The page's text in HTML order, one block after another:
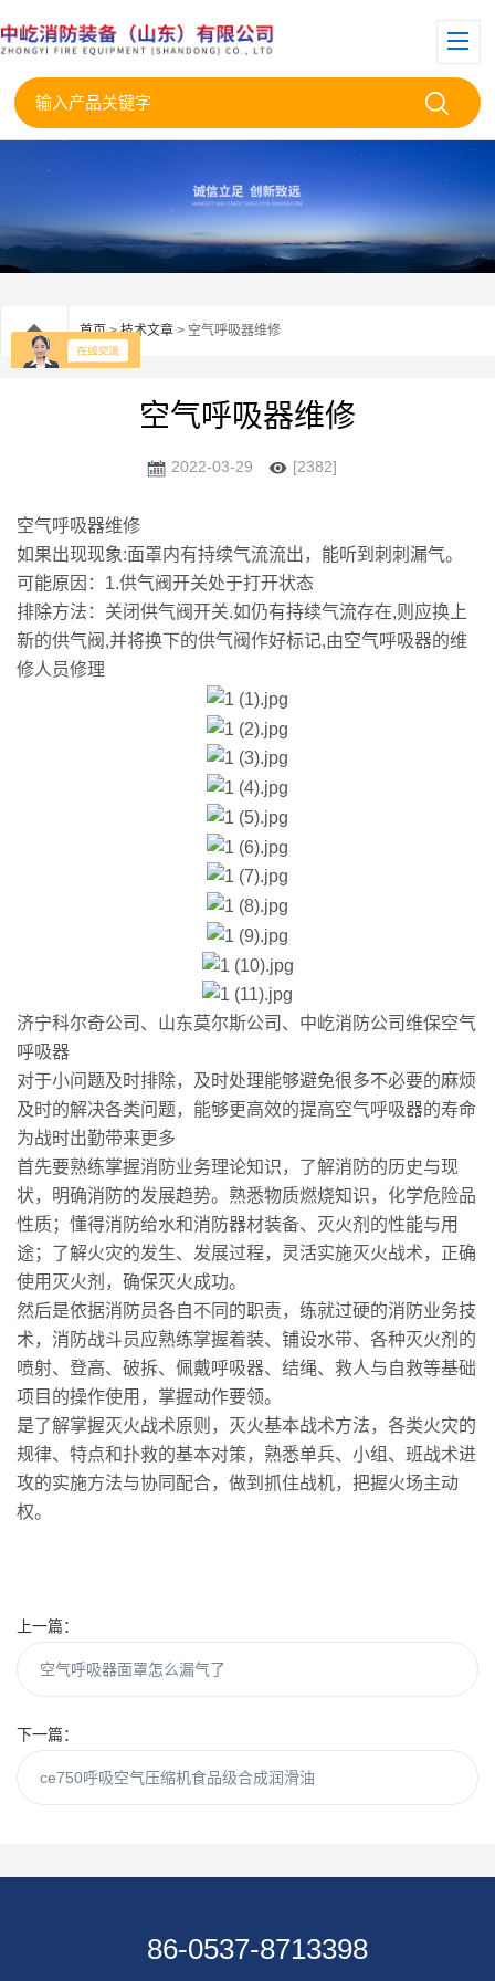
首页>技术文章 > 空气呼吸器维修
空气呼吸器维修
2022-03-29 [2382]
空气呼吸器维修
如果出现现象:面罩内有持续气流流出，能听到刺刺漏气。
可能原因：1.供气阀开关处于打开状态
排除方法：关闭供气阀开关.如仍有持续气流存在,则应换上
新的供气阀,并将换下的供气阀作好标记,由空气呼吸器的维
修人员修理
济宁科尔奇公司、山东莫尔斯公司、中屹消防公司维保空气
呼吸器
对于小问题及时排除，及时处理能够避免很多不必要的麻烦
及时的解决各类问题，能够更高效的提高空气呼吸器的寿命
为战时出勤带来更多
首先要熟练掌握消防业务理论知识，了解消防的历史与现
状，明确消防的发展趋势。熟悉物质燃烧知识，化学危险品
性质；懂得消防给水和消防器材装备、灭火剂的性能与用
途；了解火灾的发生、发展过程，灵活实施灭火战术，正确
使用灭火剂，确保灭火成功。
然后是依据消防员各自不同的职责，练就过硬的消防业务技
术，消防战斗员应熟练掌握着装、铺设水带、各种灭火剂的
喷射、登高、破拆、佩戴呼吸器、结绳、救人与自救等基础
项目的操作使用，掌握动作要领。
是了解掌握灭火战术原则，灭火基本战术方法，各类火灾的
规律、特点和扑救的基本对策，熟悉单兵、小组、班战术进
攻的实施方法与协同配合，做到抓住战机，把握火场主动
权。
上一篇：
空气呼吸器面罩怎么漏气了
下一篇：
ce750呼吸空气压缩机食品级合成润滑油
86-0537-8713398